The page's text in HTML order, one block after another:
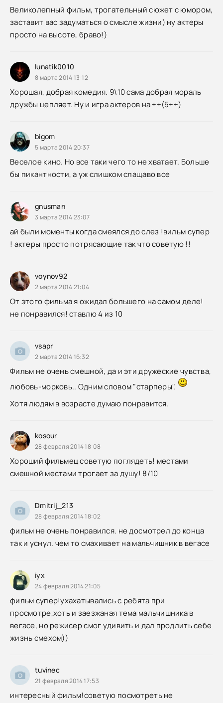
Великолепный фильм, трогательный сюжет с юмором,
заставит вас задуматься о смысле жизни) ну актеры
просто на высоте, браво!)
lunatik0010
8 марта 2014 13:12
Хорошая, добрая комедия. 9\10 сама добрая мораль
дружбы цепляет. Ну и игра актеров на ++(5++)
bigom
5 марта 2014 20:37
Веселое кино. Но все таки чего то не хватает. Больше
бы пикантности, а уж слишком слащаво все
gnusman
3 марта 2014 23:07
ай были моменты когда смеялся до слез !вильм супер
! актеры просто потрясающие так что советую !!
voynov92
2 марта 2014 21:04
От этого фильма я ожидал большего на самом деле!
не понравился! ставлю 4 из 10
vsapr
2 марта 2014 16:32
Фильм не очень смешной, да и эти дружеские чувства,
любовь-морковь.. Одним словом "старперы".
Хотя людям в возрасте думаю понравится.
kosour
28 февраля 2014 18:08
Хороший фильмец советую поглядеть! местами
смешной местами трогает за душу! 8/10
Dmitrij_213
28 февраля 2014 18:02
фильм не очень понравился. не досмотрел до конца
так и уснул. чем то смахивает на мальчишник в вегасе
iyx
24 февраля 2014 21:05
фильм супер!ухахатывались с ребята при
просмотре,хоть и заезжаная тема мальчишника в
вегасе, но режисер смог удивить и дал продлить себе
жизнь смехом))
tuvinec
21 февраля 2014 17:53
интересный фильм!советую посмотреть не